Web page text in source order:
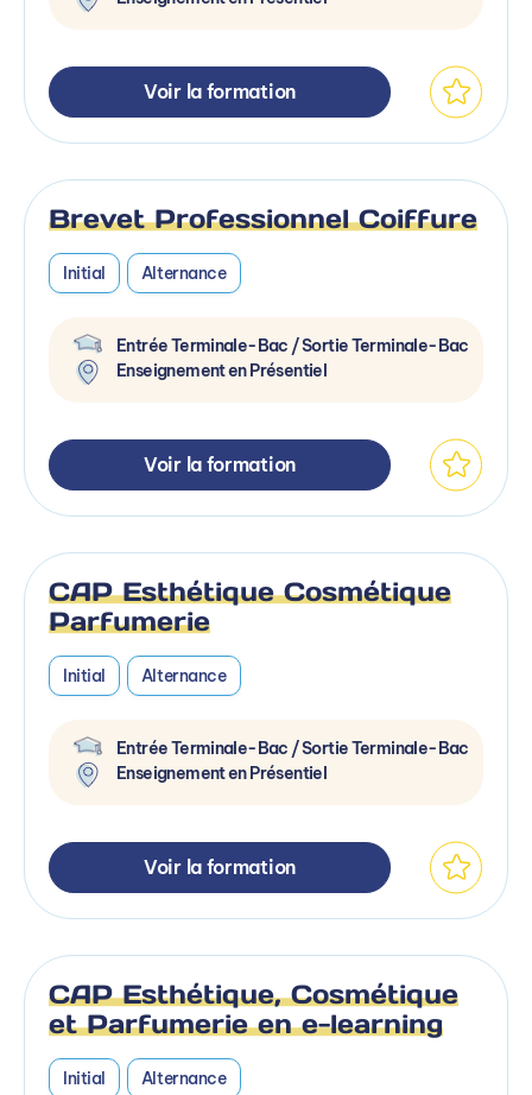
Voir la formation
Brevet Professionnel Coiffure
Initial Alternance
Entrée Terminale-Bac / Sortie Terminale-Bac
Enseignement en Présentiel
Voir la formation
CAP Esthétique Cosmétique
Parfumerie
Initial Alternance
Entrée Terminale-Bac / Sortie Terminale-Bac
Enseignement en Présentiel
Voir la formation
CAP Esthétique, Cosmétique
et Parfumerie en e-learning
Initial Alternance